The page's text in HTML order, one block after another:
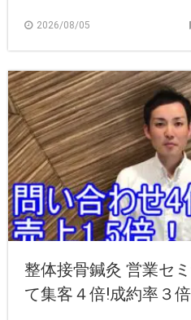
2026/08/05
整体接骨鍼灸 営業セ
て集客４倍!成約率３